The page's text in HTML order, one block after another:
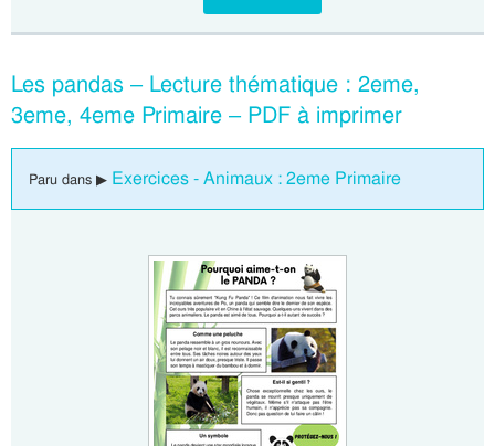
Les pandas – Lecture thématique : 2eme,
3eme, 4eme Primaire – PDF à imprimer
Paru dans ▶ Exercices - Animaux : 2eme Primaire